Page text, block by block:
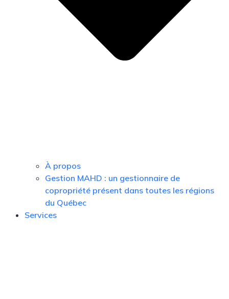
À propos
Gestion MAHD : un gestionnaire de
copropriété présent dans toutes les régions
du Québec
Services